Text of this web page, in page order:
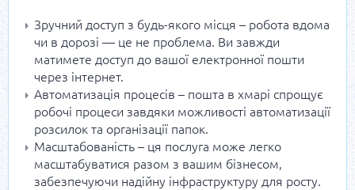
Зручний доступ з будь-якого місця – робота вдома
чи в дорозі — це не проблема. Ви завжди
матимете доступ до вашої електронної пошти
через інтернет.
Автоматизація процесів – пошта в хмарі спрощує
робочі процеси завдяки можливості автоматизації
розсилок та організації папок.
Масштабованість – ця послуга може легко
масштабуватися разом з вашим бізнесом,
забезпечуючи надійну інфраструктуру для росту.